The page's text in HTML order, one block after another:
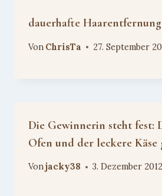
dauerhafte
Von ChrisTa 27. September
Die Gewinnerin steht fest:
Ofen und der leckere Käse
Vonjacky38 3. Dezember 2012